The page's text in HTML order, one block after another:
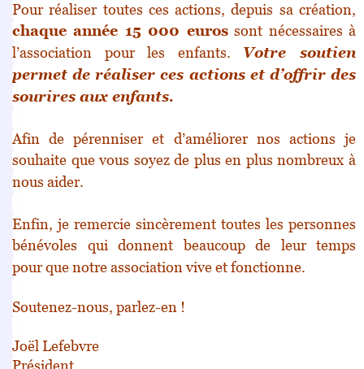
Pour réaliser toutes ces actions, depuis sa création,
chaqueannée 15 000 eurossont nécessaires à
l’association pour les enfants. Votre soutien
permet de réaliser ces actions et d’offrir des
sourires aux enfants.
Afin de pérenniser et d’améliorer nos actions je
souhaite que vous soyez de plus en plus nombreux à
nous aider.
Enfin, je remercie sincèrement toutes les personnes
bénévoles qui donnent beaucoup de leur temps
pourque notre association vive et fonctionne.
Soutenez-nous, parlez-en !
Joël Lefebvre